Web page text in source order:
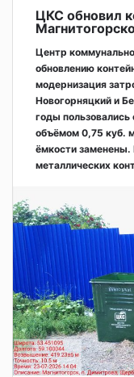
ЦКС обновил
Центр
обновлению
модернизация
Новогорняцкий и
годы
объёмом 0,75 куб.
ёмкости
металлических